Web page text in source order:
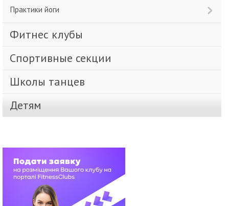
Практики йоги
Фитнес клубы
Спортивные секции
Школы танцев
Детям